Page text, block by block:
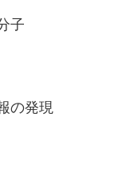
子
の発現